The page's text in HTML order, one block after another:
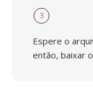
3
Espere o
então, baixar